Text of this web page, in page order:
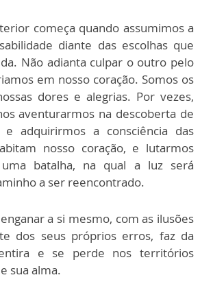
começa quando assumimos a
diante das escolhas que
Não adianta culpar o outro pelo
em nosso coração. Somos os
dores e alegrias. Por vezes,
aventurarmos na descoberta de
e adquirirmos a consciência das
nosso coração, e lutarmos
batalha, na qual a luz será
a ser reencontrado.
a si mesmo, com as ilusões
dos seus próprios erros, faz da
e se perde nos territórios
sua alma.